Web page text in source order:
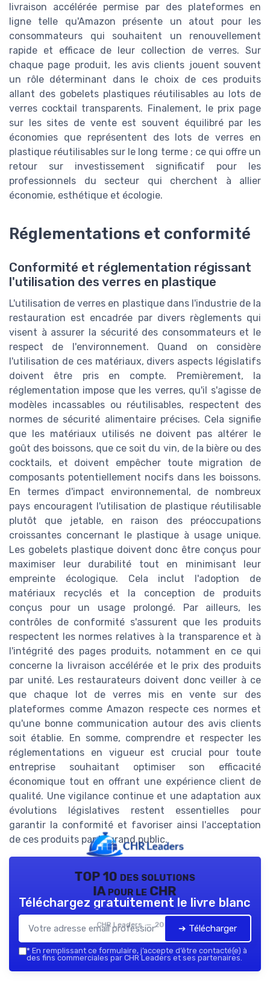
livraison accélérée permise par des plateformes en
ligne telle qu'Amazon présente un atout pour les
consommateurs qui souhaitent un renouvellement
rapide et efficace de leur collection de verres. Sur
chaque page produit, les avis clients jouent souvent
un rôle déterminant dans le choix de ces produits
allant des gobelets plastiques réutilisables au lots de
verres cocktail transparents. Finalement, le prix page
sur les sites de vente est souvent équilibré par les
économies que représentent des lots de verres en
plastique réutilisables sur le long terme ; ce qui offre un
retour sur investissement significatif pour les
professionnels du secteur qui cherchent à allier
économie, esthétique et écologie.
Réglementations et conformité
Conformité et réglementation régissant
l'utilisation des verres en plastique
L'utilisation de verres en plastique dans l'industrie de la
restauration est encadrée par divers règlements qui
visent à assurer la sécurité des consommateurs et le
respect de l'environnement. Quand on considère
l'utilisation de ces matériaux, divers aspects législatifs
doivent être pris en compte. Premièrement, la
réglementation impose que les verres, qu'il s'agisse de
modèles incassables ou réutilisables, respectent des
normes de sécurité alimentaire précises. Cela signifie
que les matériaux utilisés ne doivent pas altérer le
goût des boissons, que ce soit du vin, de la bière ou des
cocktails, et doivent empêcher toute migration de
composants potentiellement nocifs dans les boissons.
En termes d'impact environnemental, de nombreux
pays encouragent l'utilisation de plastique réutilisable
plutôt que jetable, en raison des préoccupations
croissantes concernant le plastique à usage unique.
Les gobelets plastique doivent donc être conçus pour
maximiser leur durabilité tout en minimisant leur
empreinte écologique. Cela inclut l'adoption de
matériaux recyclés et la conception de produits
conçus pour un usage prolongé. Par ailleurs, les
contrôles de conformité s'assurent que les produits
respectent les normes relatives à la transparence et à
l'intégrité des pages produits, notamment en ce qui
concerne la livraison accélérée et le prix des produits
par unité. Les restaurateurs doivent donc veiller à ce
que chaque lot de verres mis en vente sur des
plateformes comme Amazon respecte ces normes et
qu'une bonne communication autour des avis clients
soit établie. En somme, comprendre et respecter les
réglementations en vigueur est crucial pour toute
entreprise souhaitant optimiser son efficacité
économique tout en offrant une expérience client de
qualité. Une vigilance continue et une adaptation aux
évolutions législatives restent essentielles pour
garantir la conformité et favoriser ainsi l'acceptation
de ces produits par le grand public.
TOP 10 des solutions
IA pour le CHR
CHR Leaders — 2026
Téléchargez gratuitement le livre blanc
➔ Télécharger
* En remplissant ce formulaire, j’accepte d’être contacté(e) à
des fins commerciales par CHR Leaders et ses partenaires.